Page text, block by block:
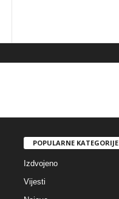
POPULARNE KATEGORIJE
Izdvojeno
Vijesti